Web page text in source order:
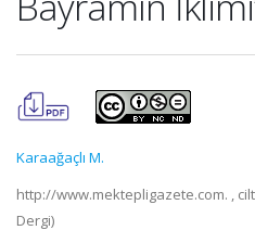
Karaağaçlı M.
http://www.mektepligazete.com. ,
Dergi)